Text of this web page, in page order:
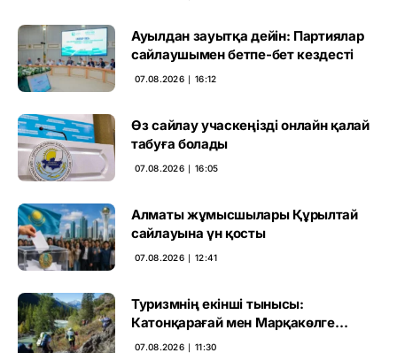
Ауылдан зауытқа дейін: Партиялар
сайлаушымен бетпе-бет кездесті
07.08.2026 ∣ 16:12
Өз сайлау учаскеңізді онлайн қалай
табуға болады
07.08.2026 ∣ 16:05
Алматы жұмысшылары Құрылтай
сайлауына үн қосты
07.08.2026 ∣ 12:41
Туризмнің екінші тынысы:
Катонқарағай мен Марқакөлге
инвестиция не береді
07.08.2026 ∣ 11:30